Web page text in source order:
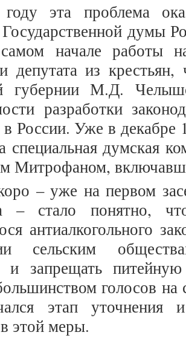
эта проблема
думы
начале работы
депутата из
губернии М.Д.
разработки
России. Уже в декабре
специальная думская
Митрофаном,
– уже на первом
– стало понятно,
антиалкогольного
сельским
и запрещать
голосов на
этап уточнения
этой меры.